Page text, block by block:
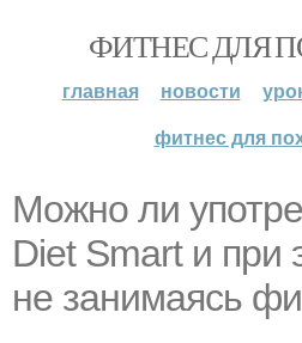
ФИТНЕС ДЛЯ
главная новости
фитнес для
Можно ли
Diet Smart и при
не занимаясь